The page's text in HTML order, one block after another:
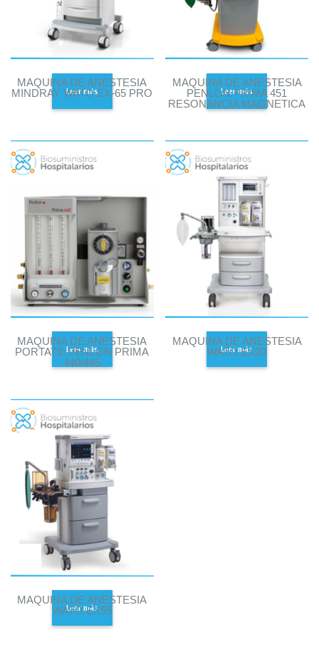
MAQUINA DE ANESTESIA
MINDRAY WATO EX-65 PRO
Leer más
MAQUINA DE ANESTESIA
PENLON PRIMA 451
RESONANCIA MAGNETICA
Leer más
MAQUINA DE ANESTESIA
PORTATIL PENLON PRIMA
440/445
Leer más
MAQUINA DE ANESTESIA
WATO EX20
Leer más
MAQUINA DE ANESTESIA
WATO EX55
Leer más